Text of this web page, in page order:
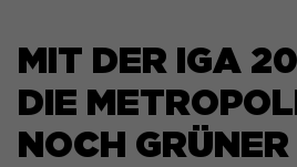
MIT DER IGA
DIE
NOCH GRÜNER